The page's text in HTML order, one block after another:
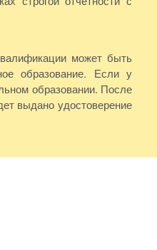
может быть
образование. Если у
образовании. После
выдано удостоверение